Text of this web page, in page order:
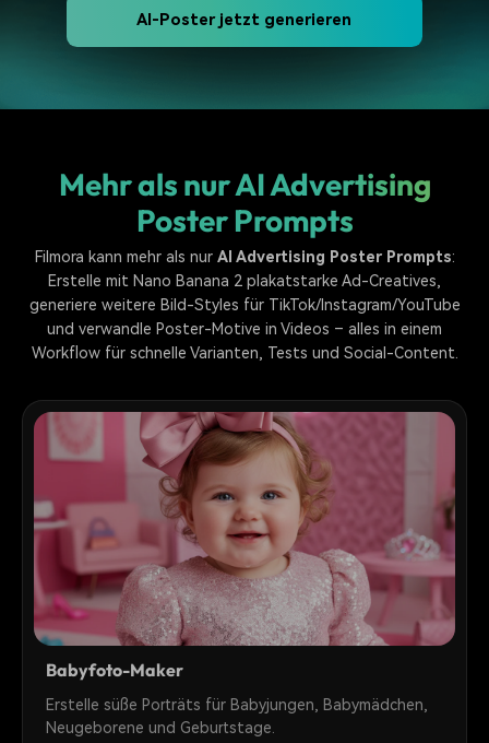
AI-Poster jetzt generieren
Mehr als nur AI Advertising
Poster Prompts
Filmora kann mehr als nur AI Advertising Poster Prompts:
Erstelle mit Nano Banana 2 plakatstarke Ad-Creatives,
generiere weitere Bild-Styles für TikTok/Instagram/YouTube
und verwandle Poster-Motive in Videos – alles in einem
Workflow für schnelle Varianten, Tests und Social-Content.
Babyfoto-Maker
Erstelle süße Porträts für Babyjungen, Babymädchen,
Neugeborene und Geburtstage.